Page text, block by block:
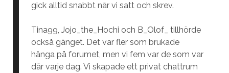
gick alltid snabbt när vi satt och skrev.
Tina99, Jojo_the_Hochi och B_Olof_ tillhörde
också gänget. Det var fler som brukade
hänga på forumet, men vi fem var de som var
där varje dag. Vi skapade ett privat chattrum